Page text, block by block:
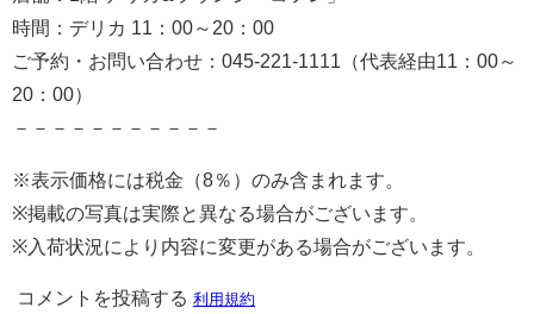
時間：デリカ 11：00～20：00
ご予約・お問い合わせ：045-221-1111（代表経由11：00～
20：00）
－－－－－－－－－－－
※表示価格には税金（8％）のみ含まれます。
※掲載の写真は実際と異なる場合がございます。
※入荷状況により内容に変更がある場合がございます。